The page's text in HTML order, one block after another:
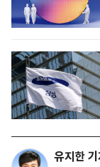
유지한